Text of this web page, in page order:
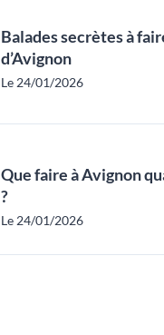
Balades secrètes à
d’Avignon
Le 24/01/2026
Que faire à Avignon
?
Le 24/01/2026